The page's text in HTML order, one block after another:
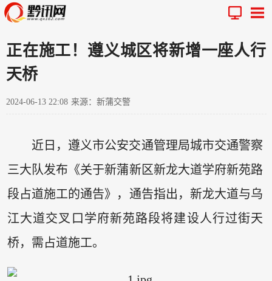
正在施工！遵义城区将新增一座人行
天桥
2024-06-13 22:08 来源：新蒲交警
近日，遵义市公安交通管理局城市交通警察
三大队发布《关于新蒲新区新龙大道学府新苑路
段占道施工的通告》，通告指出，新龙大道与乌
江大道交叉口学府新苑路段将建设人行过街天
桥，需占道施工。